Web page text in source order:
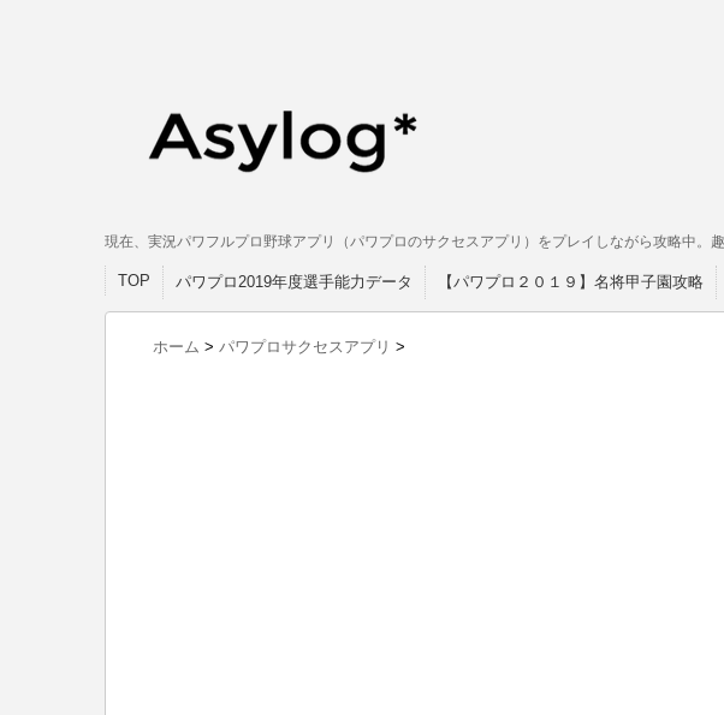
現在、実況パワフルプロ野球アプリ（パワプロのサクセスアプリ）をプレイしながら攻略中。
TOP パワプロ2019年度選手能力データ 【パワプロ２０１９】名将甲子園攻略
ホーム > パワプロサクセスアプリ >